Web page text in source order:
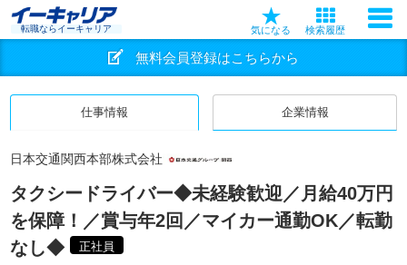
転職ならイーキャリア 気になる 検索履歴
無料会員登録はこちらから
仕事情報 企業情報
日本交通関西本部株式会社
タクシードライバー◆未経験歓迎／月給40万円
を保障！／賞与年2回／マイカー通勤OK／転勤
なし◆
正社員